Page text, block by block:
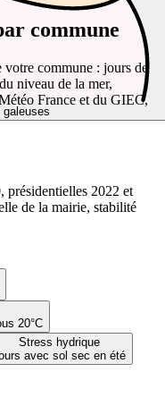
galeuses
20°C
Stress hydrique
avec sol sec en été
commune
commune : jours de
niveau de la mer,
France et du GIEC,
présidentielles 2022 et
de la mairie, stabilité